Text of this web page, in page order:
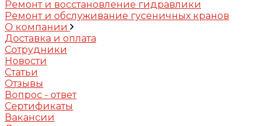
Ремонт и восстановление гидравлики
Ремонт и обслуживание гусеничных кранов
О компании
Доставка и оплата
Сотрудники
Новости
Статьи
Отзывы
Вопрос - ответ
Сертификаты
Вакансии